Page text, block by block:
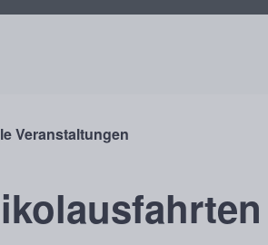
Veranstaltungen